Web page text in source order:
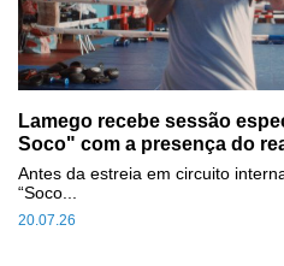
Lamego recebe sessão
Soco" com a presença do
20.07.26
Antes da estreia em circuito
“Soco...